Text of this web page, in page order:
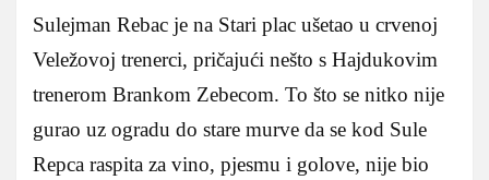
Sulejman Rebac je na Stari plac ušetao u crvenoj
Veležovoj trenerci, pričajući nešto s Hajdukovim
trenerom Brankom Zebecom. To što se nitko nije
gurao uz ogradu do stare murve da se kod Sule
Repca raspita za vino, pjesmu i golove, nije bio